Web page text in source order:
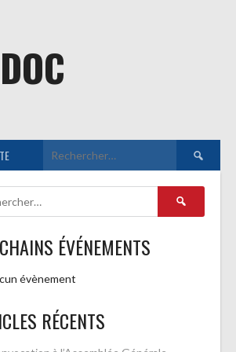
Rechercher :
Rechercher :
ÉVÉNEMENTS
évènement
RÉCENTS